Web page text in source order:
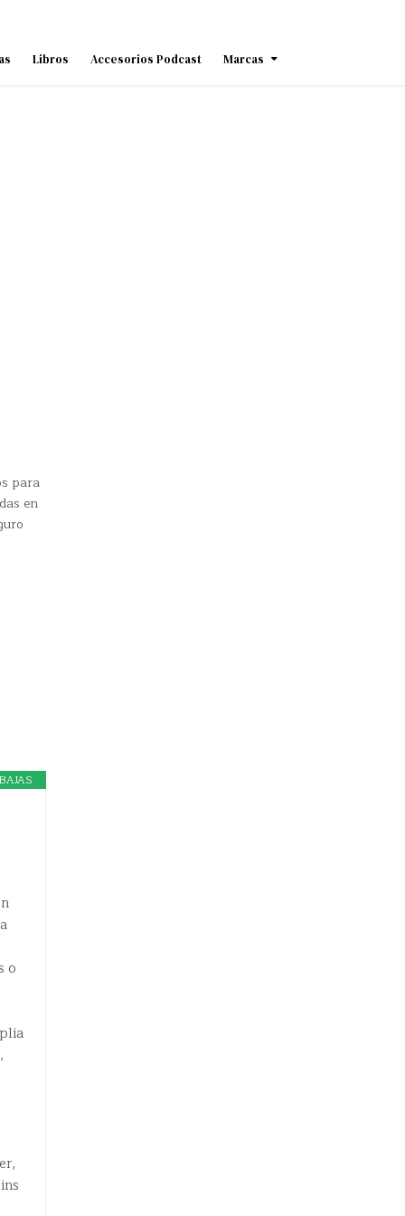
Libros Accesorios Podcast Marcas
para
en
o